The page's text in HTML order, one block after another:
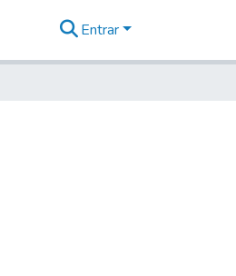
Entrar